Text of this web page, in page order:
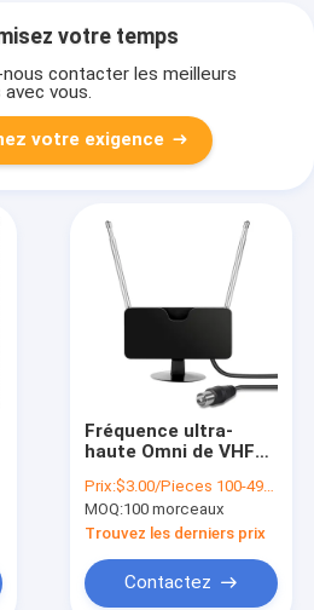
votre temps
contacter les meilleurs
vous.
votre exigence
Fréquence ultra-
haute Omni de VHF
d'intérieur
télescopique de Rod
FM d'antenne de
l'antenne HD Dvbt de
TV directionnel
Prix:$3.00/Pieces 100-499 Pieces
MOQ:100 morceaux
Trouvez les derniers prix
Contactez